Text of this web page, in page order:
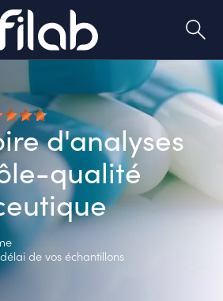
d'analyses
qualité
de vos échantillons